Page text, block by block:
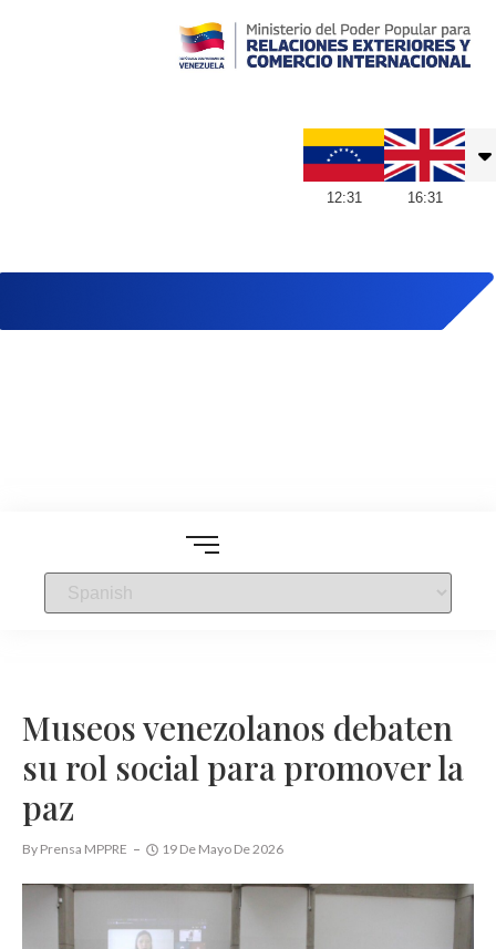
12:31 16:31
Museos venezolanos debaten
su rol social para promover la
paz
By Prensa MPPRE 19 De Mayo De 2026